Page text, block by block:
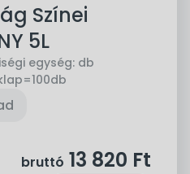
Színei
5L
egység: db
bruttó 13 820 Ft